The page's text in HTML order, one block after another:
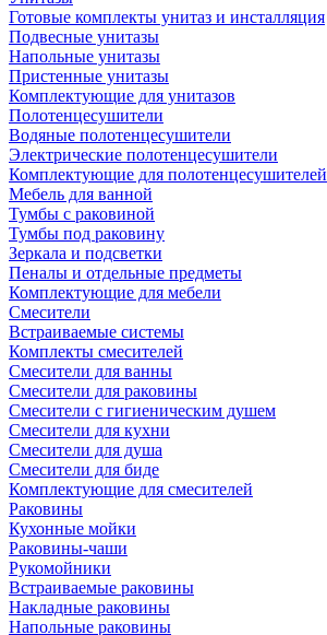
Готовые комплекты унитаз и инсталляция
Подвесные унитазы
Напольные унитазы
Пристенные унитазы
Комплектующие для унитазов
Полотенцесушители
Водяные полотенцесушители
Электрические полотенцесушители
Комплектующие для полотенцесушителей
Мебель для ванной
Тумбы с раковиной
Тумбы под раковину
Зеркала и подсветки
Пеналы и отдельные предметы
Комплектующие для мебели
Смесители
Встраиваемые системы
Комплекты смесителей
Смесители для ванны
Смесители для раковины
Смесители с гигиеническим душем
Смесители для кухни
Смесители для душа
Смесители для биде
Комплектующие для смесителей
Раковины
Кухонные мойки
Раковины-чаши
Рукомойники
Встраиваемые раковины
Накладные раковины
Напольные раковины